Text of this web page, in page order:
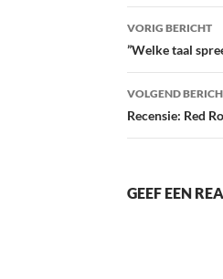
Bericht
VORIG BERICHT
”Welke taal
VOLGEND
Recensie: Red
GEEF EEN